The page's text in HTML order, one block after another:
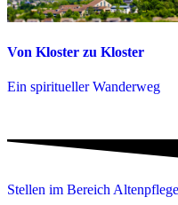
Von Kloster zu Kloster
Ein spiritueller Wanderweg
Stellen im Bereich